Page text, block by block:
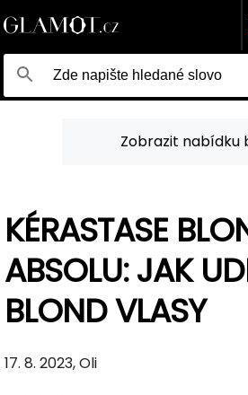
Zobrazit nabídku
KÉRASTASE
ABSOLU: JAK
BLOND VLASY
17. 8. 2023, Oli